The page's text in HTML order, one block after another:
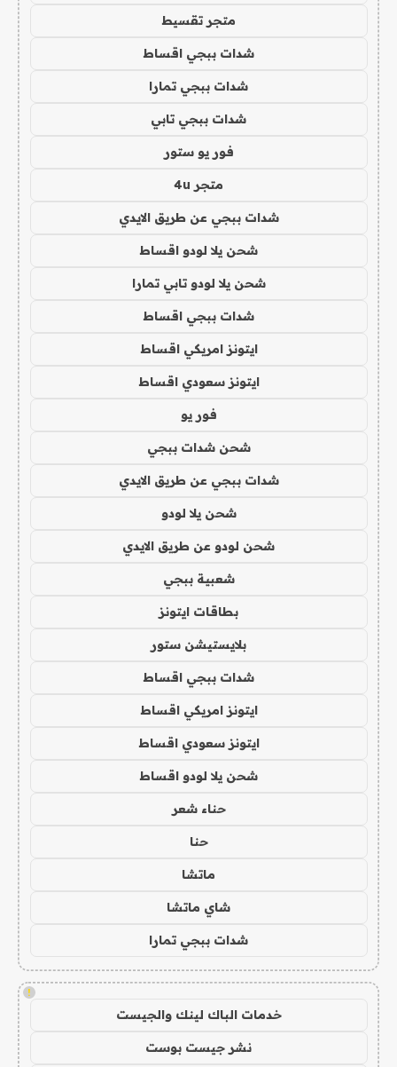
متجر تقسيط
شدات ببجي اقساط
شدات ببجي تمارا
شدات ببجي تابي
فور يو ستور
متجر 4u
شدات ببجي عن طريق الايدي
شحن يلا لودو اقساط
شحن يلا لودو تابي تمارا
شدات ببجي اقساط
ايتونز امريكي اقساط
ايتونز سعودي اقساط
فور يو
شحن شدات ببجي
شدات ببجي عن طريق الايدي
شحن يلا لودو
شحن لودو عن طريق الايدي
شعبية ببجي
بطاقات ايتونز
بلايستيشن ستور
شدات ببجي اقساط
ايتونز امريكي اقساط
ايتونز سعودي اقساط
شحن يلا لودو اقساط
حناء شعر
حنا
ماتشا
شاي ماتشا
شدات ببجي تمارا
!
خدمات الباك لينك والجيست
نشر جيست بوست